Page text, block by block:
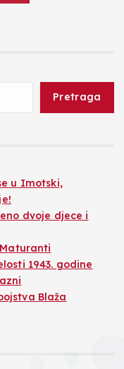
Pretraga
u Imotski,
dvoje djece i
1943. godine
Blaža